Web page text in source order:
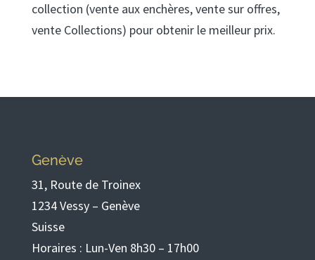
collection (vente aux enchères, vente sur offres,
vente Collections) pour obtenir le meilleur prix.
Genève
31, Route de Troinex
1234 Vessy – Genève
Suisse
Horaires : Lun-Ven 8h30 – 17h00